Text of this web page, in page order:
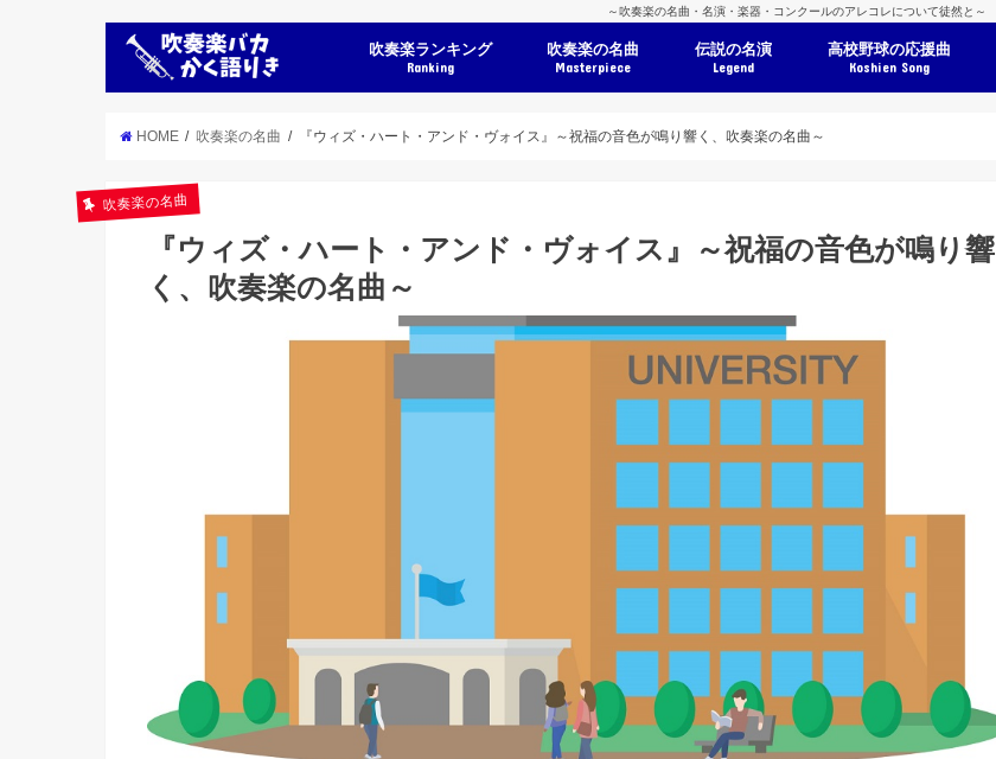
～吹奏楽の名曲・名演・楽器・コンクールのアレコレについて徒然と～
吹奏楽ランキング
Ranking
吹奏楽の名曲
Masterpiece
伝説の名演
Legend
高校野球の応援曲
Koshien Song
HOME 吹奏楽の名曲 『ウィズ・ハート・アンド・ヴォイス』～祝福の音色が鳴り響く、吹奏楽の名曲～
吹奏楽の名曲
『ウィズ・ハート・アンド・ヴォイス』～祝福の音色が鳴り響
く、吹奏楽の名曲～